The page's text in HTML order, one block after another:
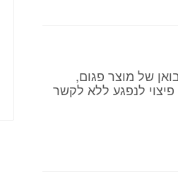
ו/או יבואן של מוצר פגום,
לנפגע ללא לקשר